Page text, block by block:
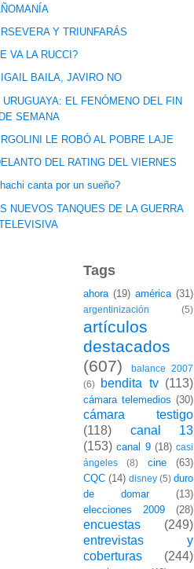
Y TRIUNFARÁS
VA LA RUCCI?
BAILA, JAVIRO NO
URUGUAYA: EL FENÓMENO DEL FIN
SEMANA
LE ROBÓ AL POBRE LAJE
DEL RATING DEL VIERNES
canta por un sueño?
NUEVOS TANQUES DE LA GUERRA
Tags
ahora (19) américa (31)
argentinización (5)
artículos
destacados
(607)
balance 2007
(6)
bendita tv (113)
cámara telemedios (30)
cámara testigo
(118)
canal 13
(153) canal 9 (18) casi
ángeles
(8) cine
(63)
CQC (14) disney (5) duro
de domar
(13)
elecciones 2009
(28)
encuestas
(249)
entrevistas y
coberturas
(244)